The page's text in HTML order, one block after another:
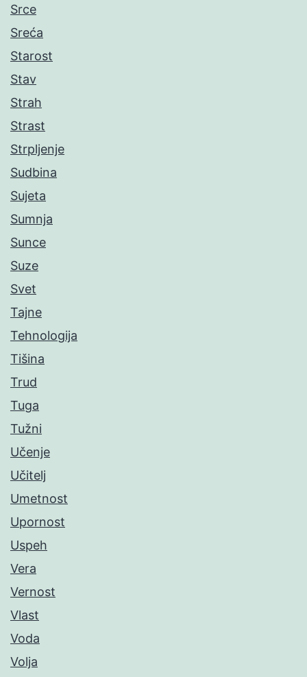
Srce
Sreća
Starost
Stav
Strah
Strast
Strpljenje
Sudbina
Sujeta
Sumnja
Sunce
Suze
Svet
Tajne
Tehnologija
Tišina
Trud
Tuga
Tužni
Učenje
Učitelj
Umetnost
Upornost
Uspeh
Vera
Vernost
Vlast
Voda
Volja